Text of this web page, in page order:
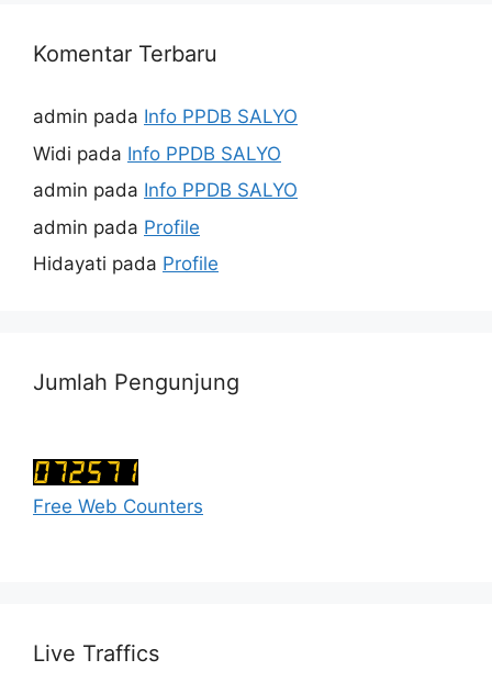
Komentar Terbaru
admin pada Info PPDB SALYO
Widi pada Info PPDB SALYO
admin pada Info PPDB SALYO
admin pada Profile
Hidayati pada Profile
Jumlah Pengunjung
Free Web Counters
Live Traffics